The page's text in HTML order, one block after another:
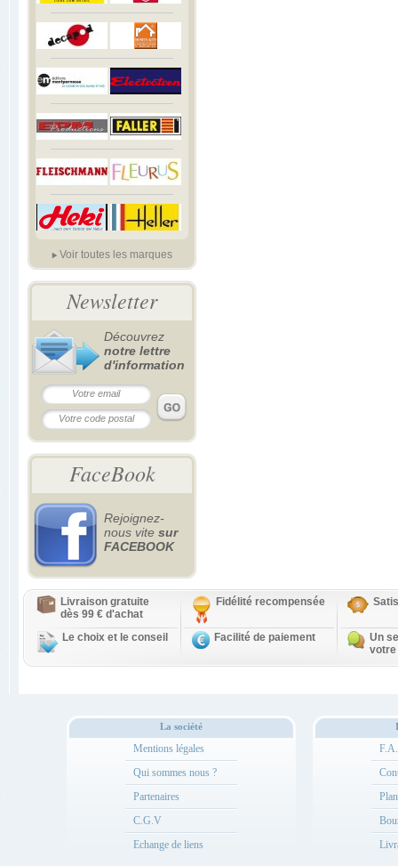
Voir toutes les marques
Newsletter
Découvrez
notre lettre
d'information
FaceBook
Rejoignez-
nous vite sur
FACEBOOK
Livraison gratuite
dès 99 € d'achat
Fidélité recompensée
Le choix et le conseil Facilité de paiement
Un
votre
La société
Mentions légales
Qui sommes nous ?
Partenaires
C.G.V
Echange de liens